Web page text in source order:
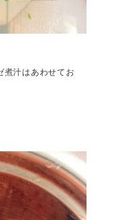
汁はあわせてお